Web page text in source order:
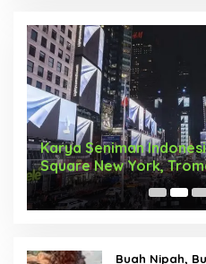
Karya Seniman
Square New York,
Nama Bangsa
Buah Nipah,